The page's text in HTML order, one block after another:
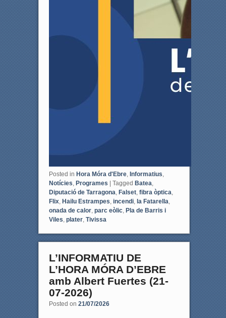
Posted in Hora Móra d'Ebre, Informatius,
Notícies, Programes Tagged Batea,
Diputació de Tarragona, Falset, fibra òptica,
Flix, Hailu Estrampes, incendi, la Fatarella,
onada de calor, parc eòlic, Pla de Barris i
Viles, plater, Tivissa
L’INFORMATIU DE
L’HORA MÓRA D’EBRE
amb Albert Fuertes (21-
07-2026)
Posted on 21/07/2026